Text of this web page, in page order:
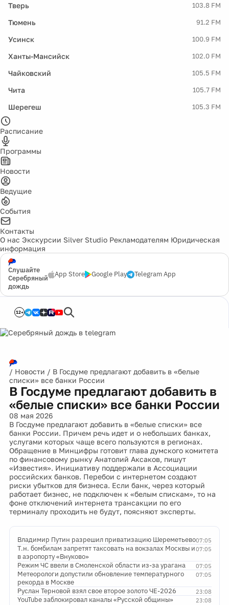
Тверь 103.8 FM
Тюмень 91.2 FM
Усинск 100.9 FM
Ханты-Мансийск 102.0 FM
Чайковский 105.5 FM
Чита 105.7 FM
Шерегеш 105.3 FM
Расписание
Программы
Новости
Ведущие
События
Контакты
О нас Экскурсии Silver Studio Рекламодателям Юридическая
информация
Слушайте
Серебряный
дождь
App Store Google Play Telegram App
12+
/ Новости / В Госдуме предлагают добавить в «белые
списки» все банки России
В Госдуме предлагают добавить в
«белые списки» все банки России
08 мая 2026
В Госдуме предлагают добавить в «белые списки» все
банки России. Причем речь идет и о небольших банках,
услугами которых чаще всего пользуются в регионах.
Обращение в Минцифры готовит глава думского комитета
по финансовому рынку Анатолий Аксаков, пишут
«Известия». Инициативу поддержали в Ассоциации
российских банков. Перебои с интернетом создают
риски убытков для бизнеса. Если банк, через который
работает бизнес, не подключен к «белым спискам», то на
фоне отключений интернета трансакции по его
терминалу проходить не будут, поясняют эксперты.
07:05
Владимир Путин разрешил приватизацию Шереметьево
07:05
Т.н. бомбилам запретят таксовать на вокзалах Москвы и
в аэропорту «Внуково»
07:05
Режим ЧС ввели в Смоленской области из-за урагана
07:05
Метеорологи допустили обновление температурного
рекорда в Москве
23:08
Руслан Терновой взял свое второе золото ЧЕ-2026
23:08
YouTube заблокировал каналы «Русской общины»